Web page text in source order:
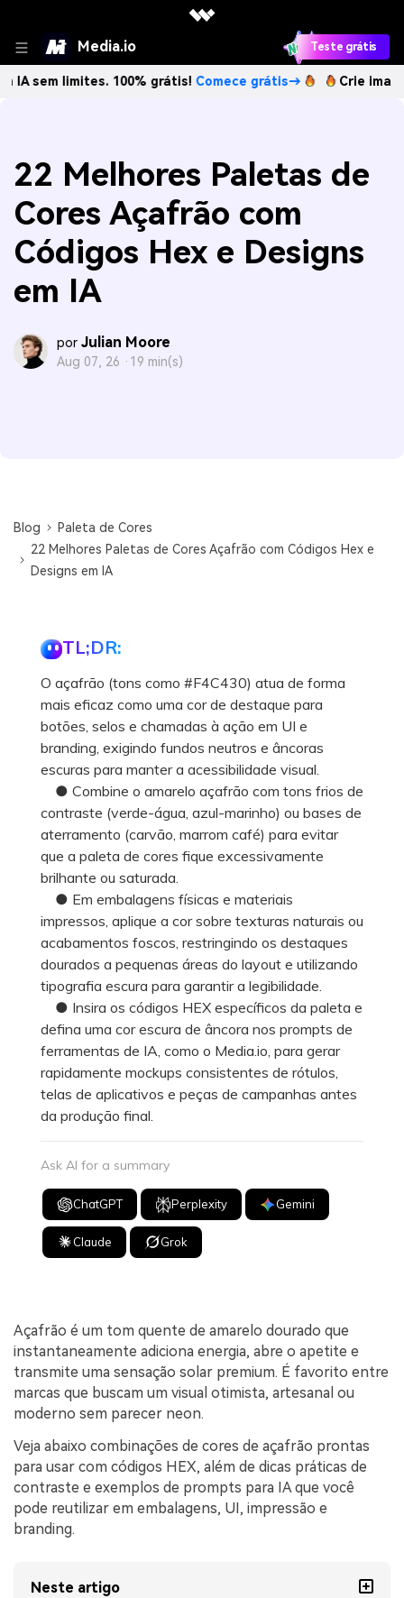
Media.io Teste grátis
limites. 100% grátis!Comece grátis→ Crie imagens com
22 Melhores Paletas de
Cores Açafrão com
Códigos Hex e Designs
em IA
por Julian Moore
Aug 07, 26 · 19 min(s)
Blog
Paleta de Cores
22 Melhores Paletas de Cores Açafrão com Códigos Hex e
Designs em IA
TL;DR:
O açafrão (tons como #F4C430) atua de forma
mais eficaz como uma cor de destaque para
botões, selos e chamadas à ação em UI e
branding, exigindo fundos neutros e âncoras
escuras para manter a acessibilidade visual.
● Combine o amarelo açafrão com tons frios de
contraste (verde-água, azul-marinho) ou bases de
aterramento (carvão, marrom café) para evitar
que a paleta de cores fique excessivamente
brilhante ou saturada.
● Em embalagens físicas e materiais
impressos, aplique a cor sobre texturas naturais ou
acabamentos foscos, restringindo os destaques
dourados a pequenas áreas do layout e utilizando
tipografia escura para garantir a legibilidade.
● Insira os códigos HEX específicos da paleta e
defina uma cor escura de âncora nos prompts de
ferramentas de IA, como o Media.io, para gerar
rapidamente mockups consistentes de rótulos,
telas de aplicativos e peças de campanhas antes
da produção final.
Ask AI for a summary
ChatGPT Perplexity Gemini
Claude Grok
Açafrão é um tom quente de amarelo dourado que
instantaneamente adiciona energia, abre o apetite e
transmite uma sensação solar premium. É favorito entre
marcas que buscam um visual otimista, artesanal ou
moderno sem parecer neon.
Veja abaixo combinações de cores de açafrão prontas
para usar com códigos HEX, além de dicas práticas de
contraste e exemplos de prompts para IA que você
pode reutilizar em embalagens, UI, impressão e
branding.
Neste artigo